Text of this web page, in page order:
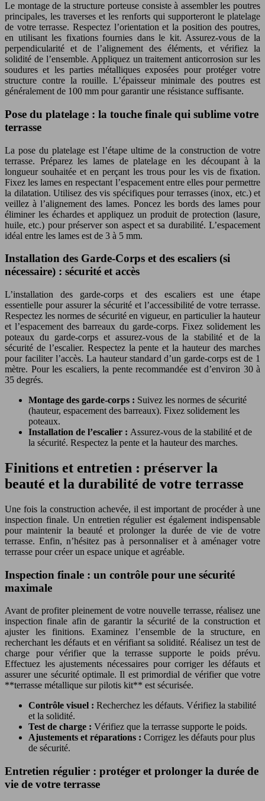
Le montage de la structure porteuse consiste à assembler les poutres
principales, les traverses et les renforts qui supporteront le platelage
de votre terrasse. Respectez l’orientation et la position des poutres,
en utilisant les fixations fournies dans le kit. Assurez-vous de la
perpendicularité et de l’alignement des éléments, et vérifiez la
solidité de l’ensemble. Appliquez un traitement anticorrosion sur les
soudures et les parties métalliques exposées pour protéger votre
structure contre la rouille. L’épaisseur minimale des poutres est
généralement de 100 mm pour garantir une résistance suffisante.
Pose du platelage : la touche finale qui sublime votre
terrasse
La pose du platelage est l’étape ultime de la construction de votre
terrasse. Préparez les lames de platelage en les découpant à la
longueur souhaitée et en perçant les trous pour les vis de fixation.
Fixez les lames en respectant l’espacement entre elles pour permettre
la dilatation. Utilisez des vis spécifiques pour terrasses (inox, etc.) et
veillez à l’alignement des lames. Poncez les bords des lames pour
éliminer les échardes et appliquez un produit de protection (lasure,
huile, etc.) pour préserver son aspect et sa durabilité. L’espacement
idéal entre les lames est de 3 à 5 mm.
Installation des Garde-Corps et des escaliers (si
nécessaire) : sécurité et accès
L’installation des garde-corps et des escaliers est une étape
essentielle pour assurer la sécurité et l’accessibilité de votre terrasse.
Respectez les normes de sécurité en vigueur, en particulier la hauteur
et l’espacement des barreaux du garde-corps. Fixez solidement les
poteaux du garde-corps et assurez-vous de la stabilité et de la
sécurité de l’escalier. Respectez la pente et la hauteur des marches
pour faciliter l’accès. La hauteur standard d’un garde-corps est de 1
mètre. Pour les escaliers, la pente recommandée est d’environ 30 à
35 degrés.
Montage des garde-corps : Suivez les normes de sécurité
(hauteur, espacement des barreaux). Fixez solidement les
poteaux.
Installation de l’escalier : Assurez-vous de la stabilité et de
la sécurité. Respectez la pente et la hauteur des marches.
Finitions et entretien : préserver la
beauté et la durabilité de votre terrasse
Une fois la construction achevée, il est important de procéder à une
inspection finale. Un entretien régulier est également indispensable
pour maintenir la beauté et prolonger la durée de vie de votre
terrasse. Enfin, n’hésitez pas à personnaliser et à aménager votre
terrasse pour créer un espace unique et agréable.
Inspection finale : un contrôle pour une sécurité
maximale
Avant de profiter pleinement de votre nouvelle terrasse, réalisez une
inspection finale afin de garantir la sécurité de la construction et
ajuster les finitions. Examinez l’ensemble de la structure, en
recherchant les défauts et en vérifiant sa solidité. Réalisez un test de
charge pour vérifier que la terrasse supporte le poids prévu.
Effectuez les ajustements nécessaires pour corriger les défauts et
assurer une sécurité optimale. Il est primordial de vérifier que votre
**terrasse métallique sur pilotis kit** est sécurisée.
Contrôle visuel : Recherchez les défauts. Vérifiez la stabilité
et la solidité.
Test de charge : Vérifiez que la terrasse supporte le poids.
Ajustements et réparations : Corrigez les défauts pour plus
de sécurité.
Entretien régulier : protéger et prolonger la durée de
vie de votre terrasse